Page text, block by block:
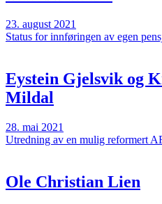
23. august 2021
Status for innføringen av egen
Eystein Gjelsvik og
Mildal
28. mai 2021
Utredning av en mulig reformert
Ole Christian Lien